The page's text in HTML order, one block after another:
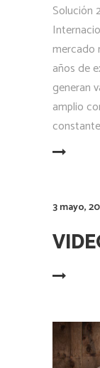
Solución
mercado
años de
generan
amplio
constante
3 mayo,